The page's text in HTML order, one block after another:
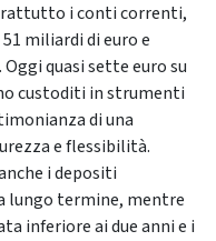
i conti correnti,
miliardi di euro e
quasi sette euro su
custoditi in strumenti
di una
e flessibilità.
i depositi
lungo termine, mentre
inferiore ai due anni e i